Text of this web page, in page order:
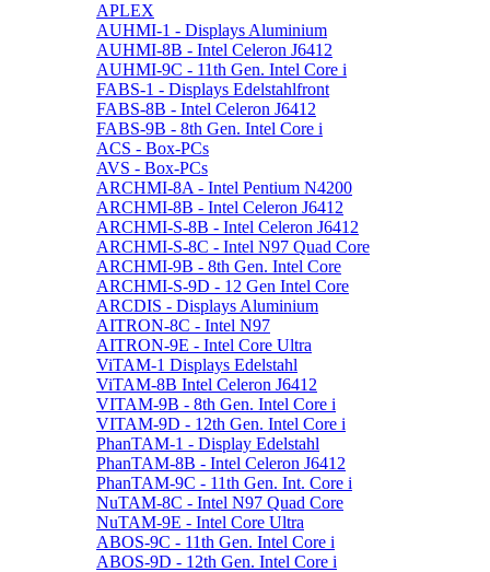
APLEX
AUHMI-1 - Displays Aluminium
AUHMI-8B - Intel Celeron J6412
AUHMI-9C - 11th Gen. Intel Core i
FABS-1 - Displays Edelstahlfront
FABS-8B - Intel Celeron J6412
FABS-9B - 8th Gen. Intel Core i
ACS - Box-PCs
AVS - Box-PCs
ARCHMI-8A - Intel Pentium N4200
ARCHMI-8B - Intel Celeron J6412
ARCHMI-S-8B - Intel Celeron J6412
ARCHMI-S-8C - Intel N97 Quad Core
ARCHMI-9B - 8th Gen. Intel Core
ARCHMI-S-9D - 12 Gen Intel Core
ARCDIS - Displays Aluminium
AITRON-8C - Intel N97
AITRON-9E - Intel Core Ultra
ViTAM-1 Displays Edelstahl
ViTAM-8B Intel Celeron J6412
VITAM-9B - 8th Gen. Intel Core i
VITAM-9D - 12th Gen. Intel Core i
PhanTAM-1 - Display Edelstahl
PhanTAM-8B - Intel Celeron J6412
PhanTAM-9C - 11th Gen. Int. Core i
NuTAM-8C - Intel N97 Quad Core
NuTAM-9E - Intel Core Ultra
ABOS-9C - 11th Gen. Intel Core i
ABOS-9D - 12th Gen. Intel Core i